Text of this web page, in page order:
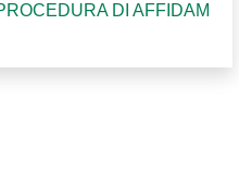
DI AFFIDAM